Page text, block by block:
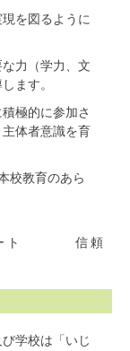
を図るように
力（学力、文
ます。
極的に参加さ
体者意識を育
校教育のあら
信頼
学校は「いじ